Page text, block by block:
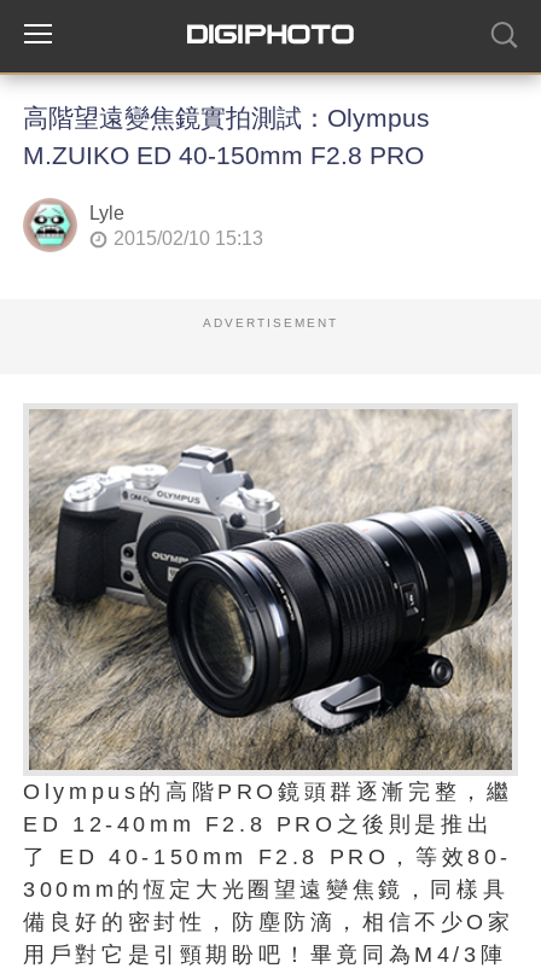
高階望遠變焦鏡實拍測試：Olympus
M.ZUIKO ED 40-150mm F2.8 PRO
Lyle
2015/02/10 15:13
ADVERTISEMENT
Olympus的高階PRO鏡頭群逐漸完整，繼
ED 12-40mm F2.8 PRO之後則是推出
了 ED 40-150mm F2.8 PRO，等效80-
300mm的恆定大光圈望遠變焦鏡，同樣具
備良好的密封性，防塵防滴，相信不少O家
用戶對它是引頸期盼吧！畢竟同為M4/3陣